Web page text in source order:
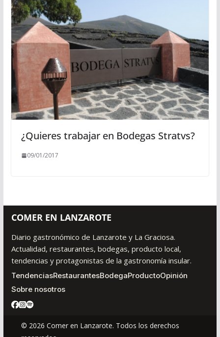
¿Quieres trabajar en Bodegas Stratvs?
09/01/2017
COMER EN LANZAROTE
Diario gastronómico de Lanzarote y La Graciosa.
Actualidad, restaurantes, bodegas, producto local,
tendencias y protagonistas de la gastronomía insular.
TendenciasRestaurantesBodegaProductoOpinión
Sobre nosotros
© 2026 Comer en Lanzarote. Todos los derechos